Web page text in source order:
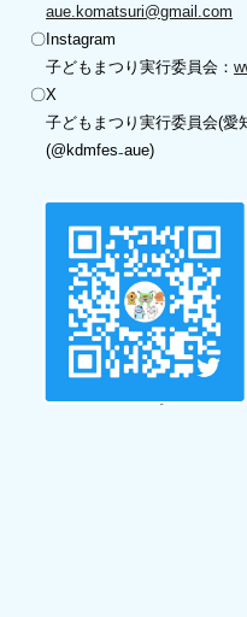
aue.komatsuri@gmail.com
〇 Instagram
子どもまつり実行委員会：
〇X
子どもまつり実行委員会(愛
(@kdmfes₋aue)